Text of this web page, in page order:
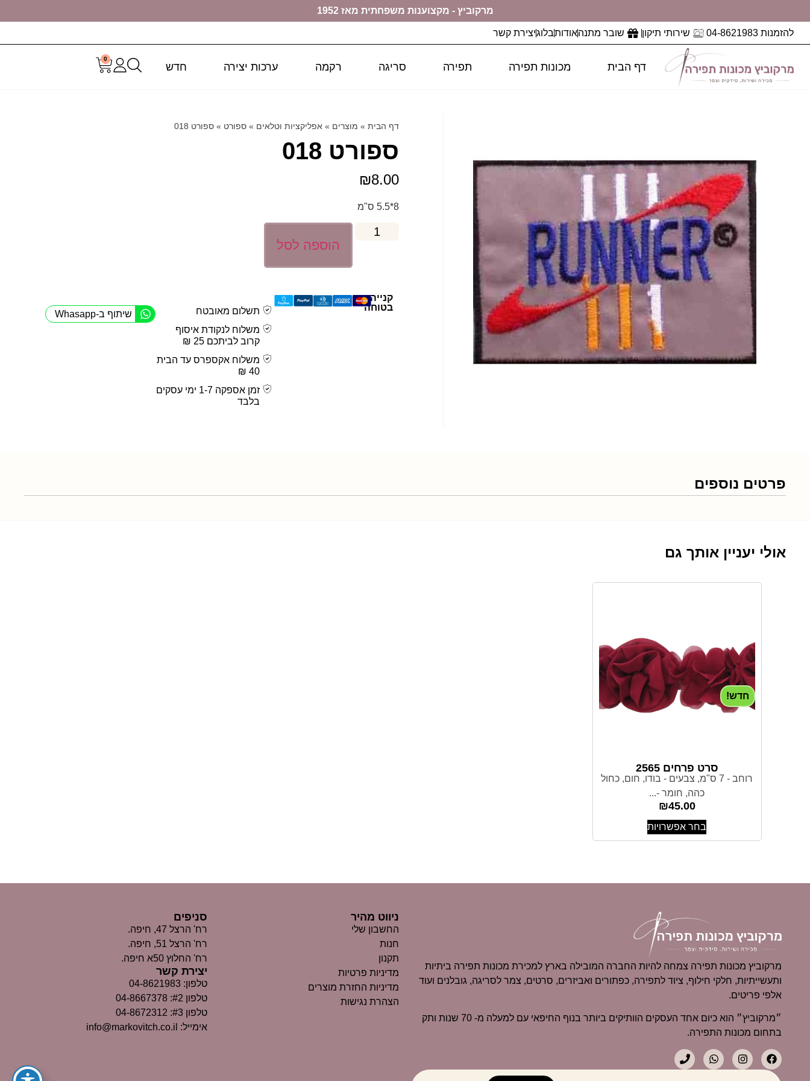
מרקוביץ - מקצוענות משפחתית מאז 1952
להזמנות 04-8621983 שירותי תיקון שובר מתנהאודותבלוגיצירת קשר
דף הבית מכונות תפירה תפירה סריגה רקמה ערכות יצירה חדש
0
דף הבית » מוצרים » אפליקציות וטלאים » ספורט » ספורט 018
ספורט 018
₪8.00
8*5.5 ס"מ
הוספה לסל
קנייה
בטוחה
תשלום מאובטח
משלוח לנקודת איסוף
קרוב לביתכם 25 ₪
משלוח אקספרס עד הבית
40 ₪
זמן אספקה 1-7 ימי עסקים
בלבד
שיתוף ב-Whasapp
פרטים נוספים
אולי יעניין אותך גם
חדש!
סרט פרחים 2565
רוחב - 7 ס"מ, צבעים - בודו, חום, כחול
כהה, חומר -...
₪45.00
בחר אפשרויות
מרקוביץ מכונות תפירה צמחה להיות החברה המובילה בארץ למכירת מכונות תפירה ביתיות
ותעשייתיות, חלקי חילוף, ציוד לתפירה, כפתורים ואביזרים, סרטים, צמר לסריגה, גובלנים ועוד
אלפי פריטים.
״מרקוביץ״ הוא כיום אחד העסקים הוותיקים ביותר בנוף החיפאי עם למעלה מ- 70 שנות ותק
בתחום מכונות התפירה.
ניווט מהיר
החשבון שלי
חנות
תקנון
מדיניות פרטיות
מדיניות החזרת מוצרים
הצהרת נגישות
סניפים
רח' הרצל 47, חיפה.
רח' הרצל 51, חיפה.
רח' החלוץ 50א חיפה.
יצירת קשר
טלפון: 04-8621983
טלפון #2: 04-8667378
טלפון #3: 04-8672312
אימייל: info@markovitch.co.il